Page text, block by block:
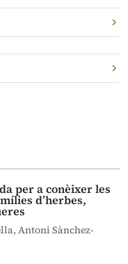
per a conèixer les
d’herbes,
Antoni Sànchez-